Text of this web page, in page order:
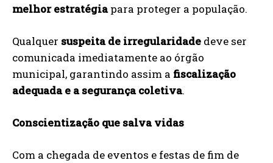
melhor estratégiapara proteger a população.
Qualquer suspeita de irregularidade deve ser
comunicada imediatamente ao órgão
municipal, garantindo assim a fiscalização
adequada e a segurança coletiva.
Conscientização que salva vidas
Com a chegada de eventos e festas de fim de